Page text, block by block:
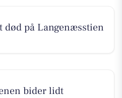
død på Langenæsstien
bider lidt